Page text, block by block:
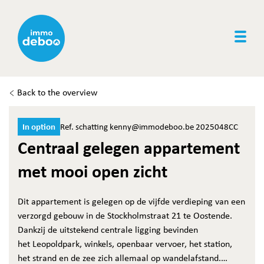
Back to the overview
In option Ref. schatting kenny@immodeboo.be 2025048CC
Centraal gelegen appartement
met mooi open zicht
Dit appartement is gelegen op de vijfde verdieping van een
verzorgd gebouw in de Stockholmstraat 21 te Oostende.
Dankzij de uitstekend centrale ligging bevinden
het Leopoldpark, winkels, openbaar vervoer, het station,
het strand en de zee zich allemaal op wandelafstand.